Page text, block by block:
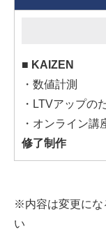
■ KAIZEN
・数値計測
・LTVアップの
・オンライン講
修了制作
※内容は変更にな
い